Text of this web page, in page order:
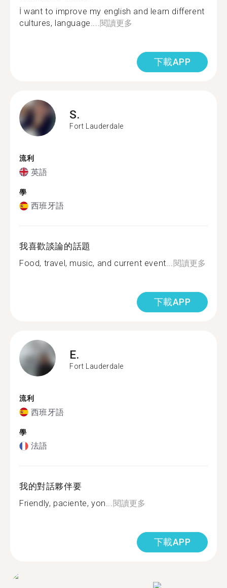
İ want to improve my english and learn different
cultures, language....閱讀更多
下載APP
S.
Fort Lauderdale
流利
英語
學
西班牙語
我喜歡談論的話題
Food, travel, music, and current event...閱讀更多
下載APP
E.
Fort Lauderdale
流利
西班牙語
學
法語
我的對話夥伴要
Friendly, paciente, yon...閱讀更多
下載APP